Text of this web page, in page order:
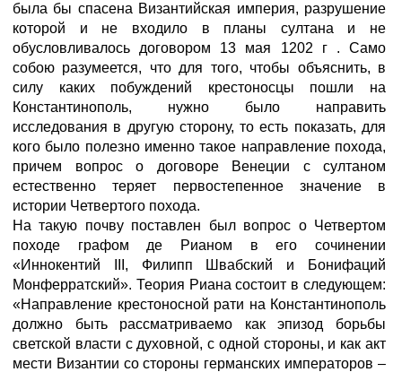
была бы спасена Византийская империя, разрушение
которой и не входило в планы султана и не
обусловливалось договором 13 мая 1202 г . Само
собою разумеется, что для того, чтобы объяснить, в
силу каких побуждений крестоносцы пошли на
Константинополь, нужно было направить
исследования в другую сторону, то есть показать, для
кого было полезно именно такое направление похода,
причем вопрос о договоре Венеции с султаном
естественно теряет первостепенное значение в
истории Четвертого похода.
На такую почву поставлен был вопрос о Четвертом
походе графом де Рианом в его сочинении
«Иннокентий III, Филипп Швабский и Бонифаций
Монферратский». Теория Риана состоит в следующем:
«Направление крестоносной рати на Константинополь
должно быть рассматриваемо как эпизод борьбы
светской власти с духовной, с одной стороны, и как акт
мести Византии со стороны германских императоров –